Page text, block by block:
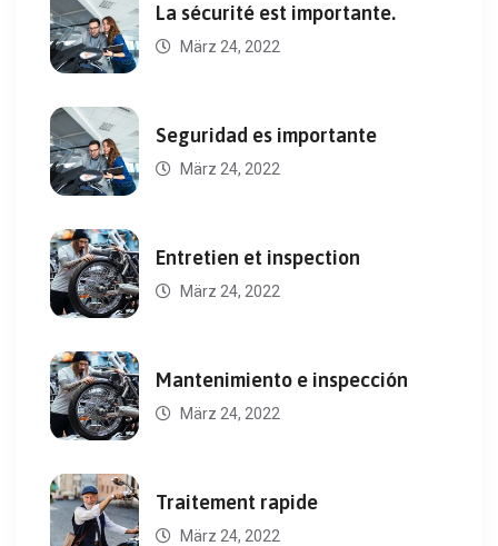
La sécurité est importante.
März 24, 2022
Seguridad es importante
März 24, 2022
Entretien et inspection
März 24, 2022
Mantenimiento e inspección
März 24, 2022
Traitement rapide
März 24, 2022